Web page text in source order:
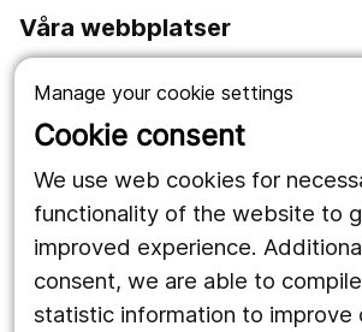
Manage your cookie settings
Cookie consent
We use web cookies for
functionality of the website to
improved experience.
consent, we are able to
statistic information to improve
Våra webbplatser
Länstrafiken
Region Örebro län
Följ oss
Facebook